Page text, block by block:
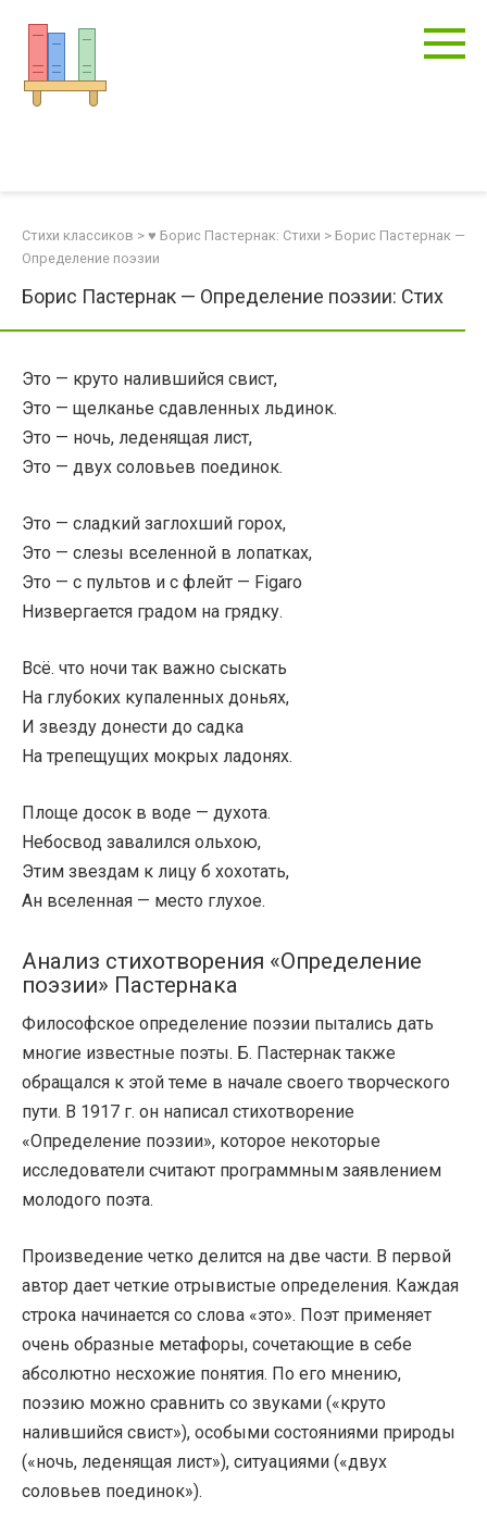
контенту
Стихи классиков > ♥ Борис Пастернак: Стихи > Борис Пастернак —
Определение поэзии
Борис Пастернак — Определение поэзии: Стих
Это — круто налившийся свист,
Это — щелканье сдавленных льдинок.
Это — ночь, леденящая лист,
Это — двух соловьев поединок.
Это — сладкий заглохший горох,
Это — слезы вселенной в лопатках,
Это — с пультов и с флейт — Figaro
Низвергается градом на грядку.
Всё. что ночи так важно сыскать
На глубоких купаленных доньях,
И звезду донести до садка
На трепещущих мокрых ладонях.
Площе досок в воде — духота.
Небосвод завалился ольхою,
Этим звездам к лицу б хохотать,
Ан вселенная — место глухое.
Анализ стихотворения «Определение
поэзии» Пастернака
Философское определение поэзии пытались дать
многие известные поэты. Б. Пастернак также
обращался к этой теме в начале своего творческого
пути. В 1917 г. он написал стихотворение
«Определение поэзии», которое некоторые
исследователи считают программным заявлением
молодого поэта.
Произведение четко делится на две части. В первой
автор дает четкие отрывистые определения. Каждая
строка начинается со слова «это». Поэт применяет
очень образные метафоры, сочетающие в себе
абсолютно несхожие понятия. По его мнению,
поэзию можно сравнить со звуками («круто
налившийся свист»), особыми состояниями природы
(«ночь, леденящая лист»), ситуациями («двух
соловьев поединок»).